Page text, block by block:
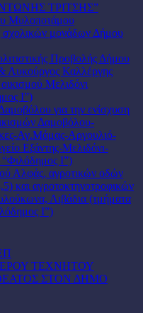
ΤΡΙΤΣΗΣ”
Μυλοποτάμου
σχολικών μονάδων Δήμου
Προβολής Δήμου
Λυκούργος Καλλέργης
Μελιδόνι
Ι”)
για την ενίσχυση
Δαμοβόλου-
Αγ.Μάμας-Αργουλιό-
Εξάντης-Μελιδόνι-
Ι”)
Αλφάς, αγροτικών οδών
και αγροτοκτηνοτροφικών
Λιβάδια (τμήματα
Ι”)
ΤΕΧΝΗΤΟΥ
ΣΤΟΝ ΔΗΜΟ